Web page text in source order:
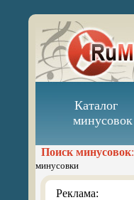
Каталог
минусовок
Поиск минусовок:
минусовки
Реклама: